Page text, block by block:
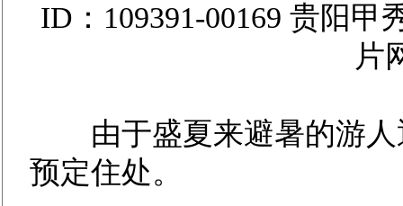
ID：109391-00169 贵
片
由于盛夏来避暑的游人
预定住处。